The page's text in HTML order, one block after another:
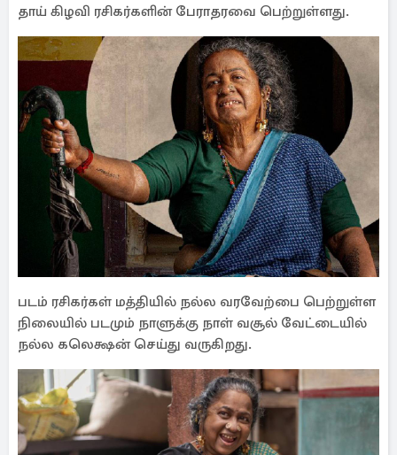
தாய் கிழவி ரசிகர்களின் பேராதரவை பெற்றுள்ளது.
படம் ரசிகர்கள் மத்தியில் நல்ல வரவேற்பை பெற்றுள்ள
நிலையில் படமும் நாளுக்கு நாள் வசூல் வேட்டையில்
நல்ல கலெக்ஷன் செய்து வருகிறது.